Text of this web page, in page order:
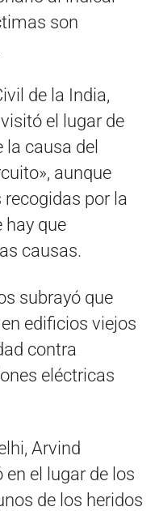
son
de la India,
el lugar de
la causa del
aunque
por la
hay que
causas.
subrayó que
edificios viejos
contra
eléctricas
Arvind
en el lugar de los
de los heridos